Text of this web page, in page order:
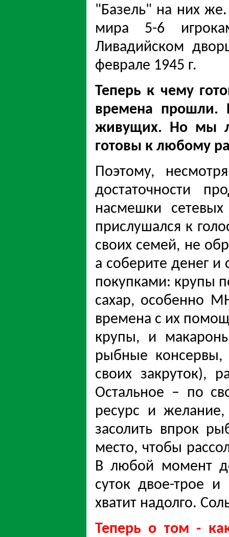
"Базель" на них
мира 5-6
Ливадийском
феврале 1945 г.
Теперь к чему
времена прошли.
живущих. Но мы
готовы к любому
Поэтому,
достаточности
насмешки
прислушался к
своих семей, не
а соберите денег и
покупками: крупы
сахар, особенно
времена с их
крупы, и
рыбные консервы,
своих закруток),
Остальное – по
ресурс и
засолить впрок
место, чтобы
В любой момент
суток двое-трое
хватит надолго.
Теперь о том -